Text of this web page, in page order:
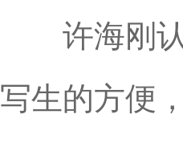
许海刚认
写生的方便